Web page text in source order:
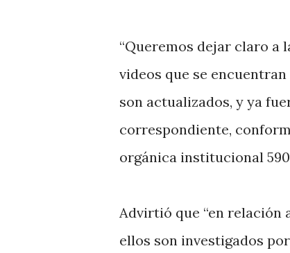
“Queremos dejar claro a
videos que se
son actualizados, y ya
correspondiente,
orgánica institucional
Advirtió que “en relación
ellos son investigados